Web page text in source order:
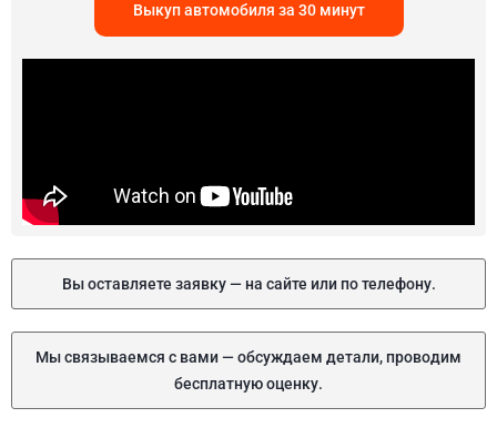
Выкуп автомобиля за 30 минут
Вы оставляете заявку — на сайте или по телефону.
Мы связываемся с вами — обсуждаем детали, проводим
бесплатную оценку.